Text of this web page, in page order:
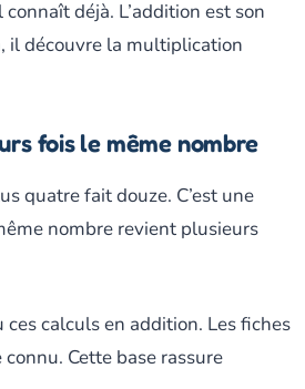
déjà. L’addition est son
il découvre la multiplication
fois le même nombre
quatre fait douze. C’est une
nombre revient plusieurs
calculs en addition. Les fiches
Cette base rassure